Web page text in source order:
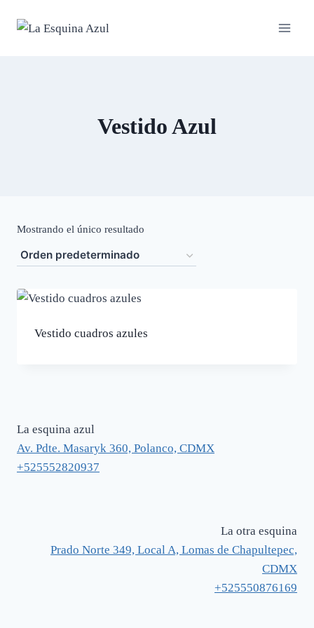
Vestido Azul
Mostrando el único resultado
Vestido cuadros azules
La esquina azul
Av. Pdte. Masaryk 360, Polanco, CDMX
+525552820937
La otra esquina
Prado Norte 349, Local A, Lomas de Chapultepec,
CDMX
+525550876169